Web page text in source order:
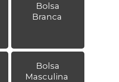
Bolsa
Branca
Bolsa
Masculina